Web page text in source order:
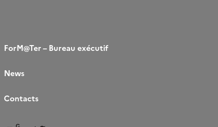
ForM@Ter – Bureau exécutif
News
Contacts
Follow